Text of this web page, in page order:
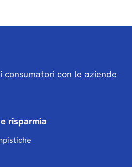
con le aziende
risparmia